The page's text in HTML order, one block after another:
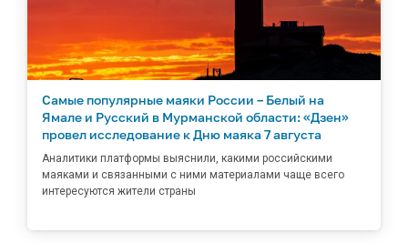
Самые популярные маяки России – Белый на
Ямале и Русский в Мурманской области: «Дзен»
провел исследование к Дню маяка 7 августа
Аналитики платформы выяснили, какими российскими
маяками и связанными с ними материалами чаще всего
интересуются жители страны